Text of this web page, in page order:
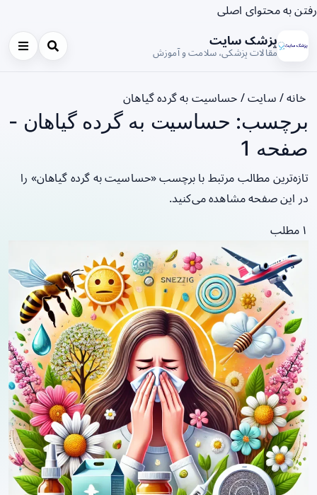
رفتن به محتوای اصلی
پزشک سایت
مقالات پزشکی، سلامت و آموزش
خانه/ سایت/ حساسیت به گرده گیاهان
برچسب: حساسیت به گرده گیاهان -
صفحه 1
تازه‌ترین مطالب مرتبط با برچسب «حساسیت به گرده گیاهان» را
در این صفحه مشاهده می‌کنید.
۱ مطلب